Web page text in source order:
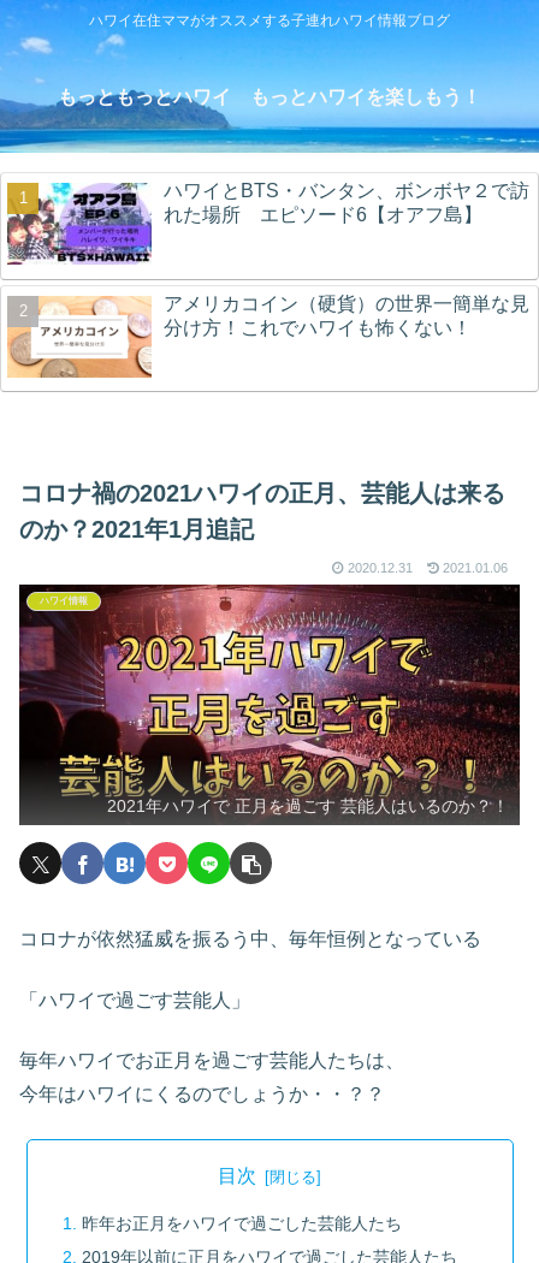
ハワイ在住ママがオススメする子連れハワイ情報ブログ
もっともっとハワイ もっとハワイを楽しもう！
ハワイとBTS・バンタン、ボンボヤ２で訪
れた場所 エピソード6【オアフ島】
アメリカコイン（硬貨）の世界一簡単な見
分け方！これでハワイも怖くない！
コロナ禍の2021ハワイの正月、芸能人は来る
のか？2021年1月追記
2020.12.31 2021.01.06
ハワイ情報
2021年ハワイで 正月を過ごす 芸能人はいるのか？！
コロナが依然猛威を振るう中、毎年恒例となっている
「ハワイで過ごす芸能人」
毎年ハワイでお正月を過ごす芸能人たちは、
今年はハワイにくるのでしょうか・・？？
目次
昨年お正月をハワイで過ごした芸能人たち
2019年以前に正月をハワイで過ごした芸能人たち